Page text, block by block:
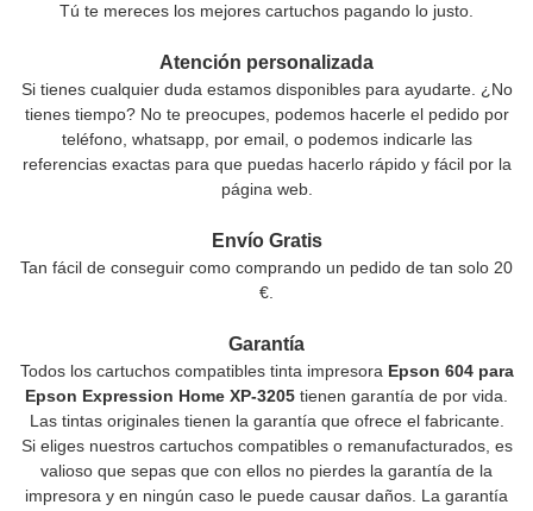
Tú te mereces los mejores cartuchos pagando lo justo.
Atención personalizada
Si tienes cualquier duda estamos disponibles para ayudarte. ¿No
tienes tiempo? No te preocupes, podemos hacerle el pedido por
teléfono, whatsapp, por email, o podemos indicarle las
referencias exactas para que puedas hacerlo rápido y fácil por la
página web.
Envío Gratis
Tan fácil de conseguir como comprando un pedido de tan solo 20
€.
Garantía
Todos los cartuchos compatibles tinta impresora Epson 604 para
Epson Expression Home XP-3205 tienen garantía de por vida.
Las tintas originales tienen la garantía que ofrece el fabricante.
Si eliges nuestros cartuchos compatibles o remanufacturados, es
valioso que sepas que con ellos no pierdes la garantía de la
impresora y en ningún caso le puede causar daños. La garantía